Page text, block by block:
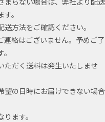
。
方法をご確認ください。
連絡はございません。予めご了
ただく送料は発生いたしませ
の日時にお届けできない場合
ます。